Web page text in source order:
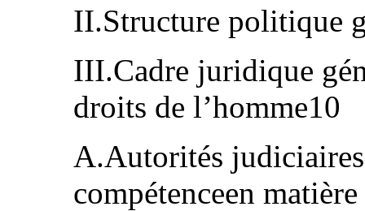
II.Structure politique
III.Cadre juridique
droits de l’homme10
A.Autorités
compétenceen